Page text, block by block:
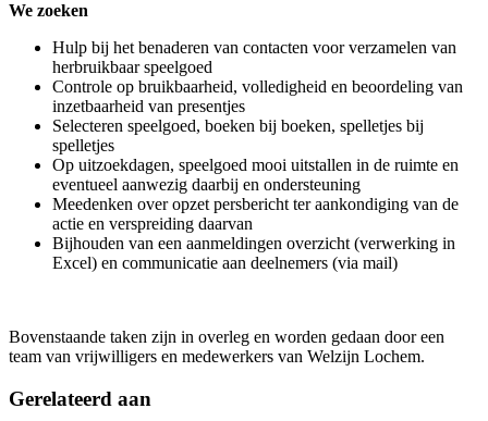
We zoeken
Hulp bij het benaderen van contacten voor verzamelen van
herbruikbaar speelgoed
Controle op bruikbaarheid, volledigheid en beoordeling van
inzetbaarheid van presentjes
Selecteren speelgoed, boeken bij boeken, spelletjes bij
spelletjes
Op uitzoekdagen, speelgoed mooi uitstallen in de ruimte en
eventueel aanwezig daarbij en ondersteuning
Meedenken over opzet persbericht ter aankondiging van de
actie en verspreiding daarvan
Bijhouden van een aanmeldingen overzicht (verwerking in
Excel) en communicatie aan deelnemers (via mail)
Bovenstaande taken zijn in overleg en worden gedaan door een
team van vrijwilligers en medewerkers van Welzijn Lochem.
Gerelateerd aan